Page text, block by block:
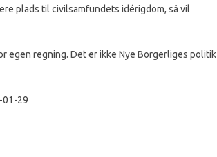
plads til civilsamfundets idérigdom, så vil
regning. Det er ikke Nye Borgerliges politik
01-29